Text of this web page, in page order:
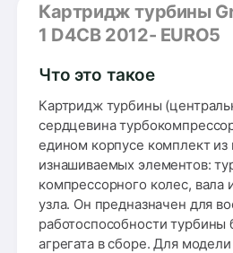
Картридж турбины
1 D4CB 2012- EURO5
Что это такое
Картридж турбины
сердцевина
едином корпусе комплект из
изнашиваемых элементов:
компрессорного колес, вала
узла. Он предназначен для
работоспособности турбины
агрегата в сборе. Для